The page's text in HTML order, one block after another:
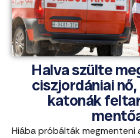
Halva szülte
ciszjordániai
katonák
Hiába próbálták